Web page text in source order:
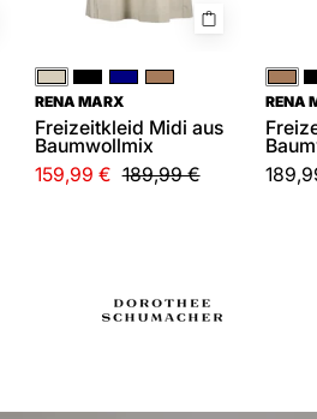
CremeSchwarz
BlauBraun
RENA MARX
Freizeitkleid Midi aus
Baumwollmix
159,99 € 189,99 €
RENA